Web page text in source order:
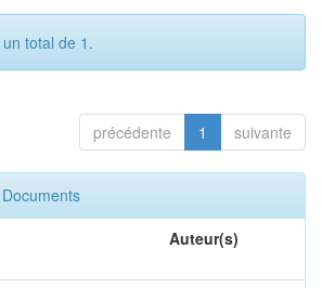
total de 1.
précédente 1 suivante
Auteur(s)